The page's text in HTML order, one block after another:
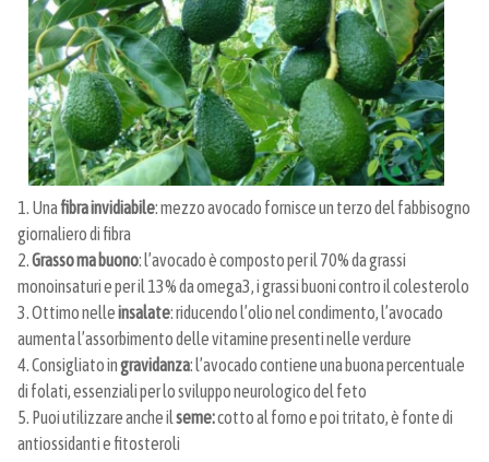
1. Unafibra invidiabile: mezzo avocado fornisce un terzo del fabbisogno
giornaliero di fibra
2.Grasso ma buono: l’avocado è composto per il 70% da grassi
monoinsaturi e per il 13% da omega3, i grassi buoni contro il colesterolo
3. Ottimo nelleinsalate: riducendo l’olio nel condimento, l’avocado
aumenta l’assorbimento delle vitamine presenti nelle verdure
4. Consigliato ingravidanza: l’avocado contiene una buona percentuale
di folati, essenziali per lo sviluppo neurologico del feto
5. Puoi utilizzare anche ilseme:cotto al forno e poi tritato, è fonte di
antiossidanti e fitosteroli